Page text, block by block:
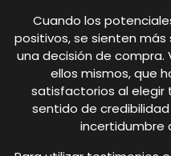
Cuando los
positivos, se sienten
una decisión de compra.
ellos mismos, que
satisfactorios al elegir
sentido de
incertidumbre